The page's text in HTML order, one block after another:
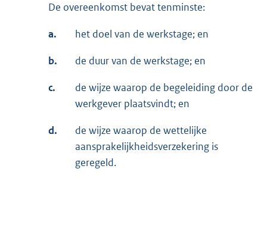
De overeenkomst bevat tenminste:
a. het doel van de werkstage; en
b. de duur van de werkstage; en
c.
de wijze waarop de begeleiding door de
werkgever plaatsvindt; en
d.
de wijze waarop de wettelijke
aansprakelijkheidsverzekering is
geregeld.